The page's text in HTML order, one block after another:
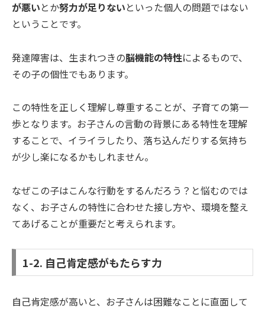
が悪いとか努力が足りないといった個人の問題ではない
ということです。
発達障害は、生まれつきの脳機能の特性によるもので、
その子の個性でもあります。
この特性を正しく理解し尊重することが、子育ての第一
歩となります。お子さんの言動の背景にある特性を理解
することで、イライラしたり、落ち込んだりする気持ち
が少し楽になるかもしれません。
なぜこの子はこんな行動をするんだろう？と悩むのでは
なく、お子さんの特性に合わせた接し方や、環境を整え
てあげることが重要だと考えられます。
1-2. 自己肯定感がもたらす力
自己肯定感が高いと、お子さんは困難なことに直面して